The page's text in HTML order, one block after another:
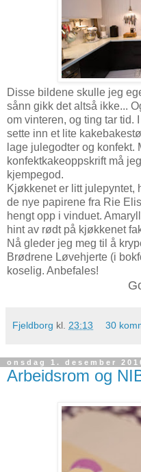
Disse bildene skulle jeg
sånn gikk det altså ikke...
om vinteren, og ting tar tid.
sette inn et lite
lage julegodter og konfekt.
konfektkakeoppskrift må
kjempegod.
Kjøkkenet er litt julepyntet,
de nye papirene fra Rie
hengt opp i vinduet.
hint av rødt på kjøkkenet
Nå gleder jeg meg til å
Brødrene Løvehjerte (i
koselig. Anbefales!
Fjeldborg kl. 23:13 30
onsdag 1. desember
Arbeidsrom og